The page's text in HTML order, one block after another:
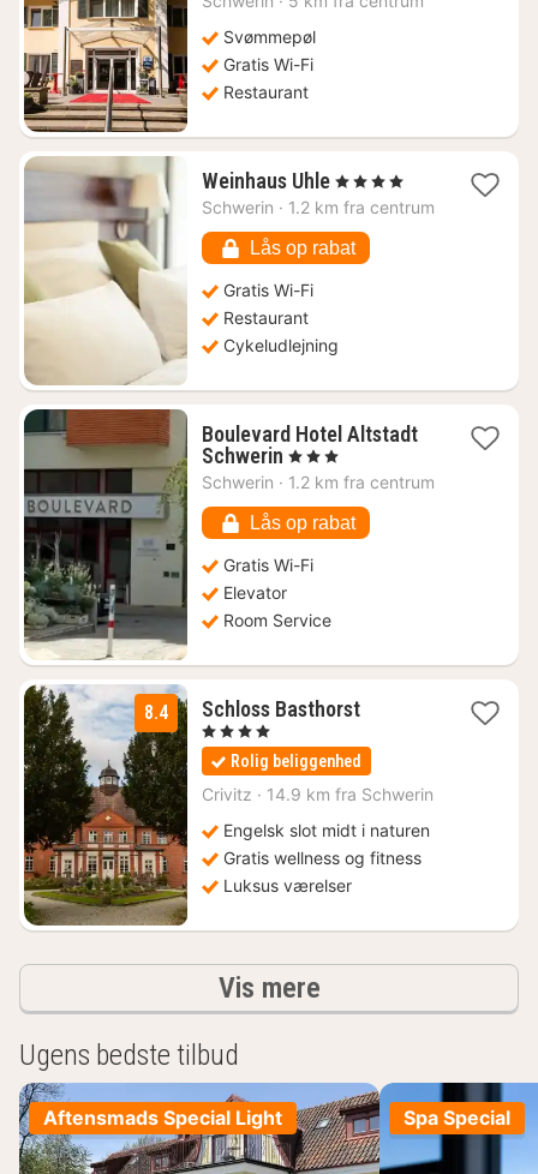
Svømmepøl
Gratis Wi-Fi
Restaurant
Weinhaus Uhle1
nat
1201
kr.
, 4 Stjerner
Schwerin · 1.2 km fra centrum
Lås op rabat
Gratis Wi-Fi
Restaurant
Cykeludlejning
Boulevard Hotel Altstadt
Schwerin 1
nat
776
kr.
, 3 Stjerner
Schwerin · 1.2 km fra centrum
Lås op rabat
Gratis Wi-Fi
Elevator
Room Service
8.4 Schloss Basthorst1
fra
1080
kr.
, 4 Stjerner
Rolig beliggenhed
Crivitz · 14.9 km fra Schwerin
Engelsk slot midt i naturen
Gratis wellness og fitness
Luksus værelser
Vis mereresultater
Ugens bedste tilbud
Aftensmads Special Light Spa Special